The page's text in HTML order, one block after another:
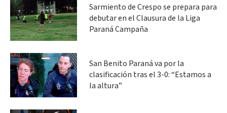
Sarmiento de Crespo se prepara para
debutar en el Clausura de la Liga
Paraná Campaña
San Benito Paraná va por la
clasificación tras el 3-0: “Estamos a
la altura”